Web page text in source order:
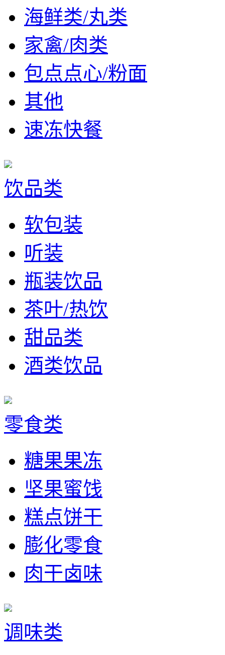
海鲜类/丸类
家禽/肉类
包点点心/粉面
其他
速冻快餐
饮品类
软包装
听装
瓶装饮品
茶叶/热饮
甜品类
酒类饮品
零食类
糖果果冻
坚果蜜饯
糕点饼干
膨化零食
肉干卤味
调味类